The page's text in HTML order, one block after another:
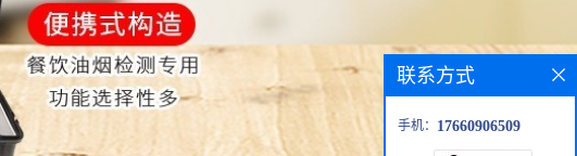
联系方式
手机： 17660906509